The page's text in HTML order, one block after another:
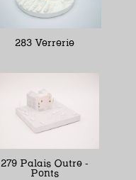
283 Verrerie
279 Palais Outre -
Ponts